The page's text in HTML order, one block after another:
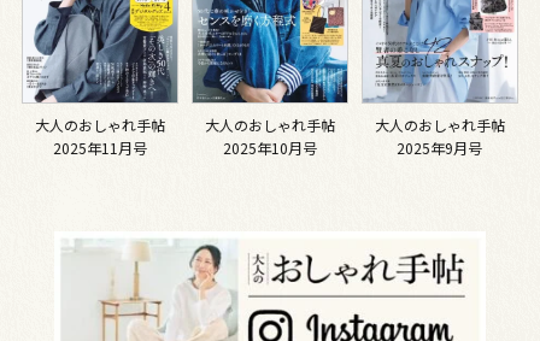
大人のおしゃれ手帖
2025年11月号
大人のおしゃれ手帖
2025年10月号
大人のおしゃれ手帖
2025年9月号